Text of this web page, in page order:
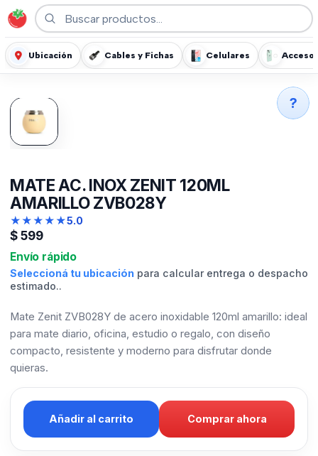
Ubicación Cables y Fichas Celulares
MATE AC. INOX ZENIT 120ML
AMARILLO ZVB028Y
★★★★★5.0
$599
Envío rápido
Seleccioná tu ubicación para calcular entrega o despacho
estimado..
Mate Zenit ZVB028Y de acero inoxidable 120ml amarillo: ideal
para mate diario, oficina, estudio o regalo, con diseño
compacto, resistente y moderno para disfrutar donde
quieras.
Añadir al carrito Comprar ahora
?